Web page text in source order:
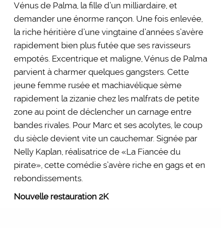
Vénus de Palma, la fille d’un milliardaire, et
demander une énorme rançon. Une fois enlevée,
la riche héritière d’une vingtaine d’années s’avère
rapidement bien plus futée que ses ravisseurs
empotés. Excentrique et maligne, Vénus de Palma
parvient à charmer quelques gangsters. Cette
jeune femme rusée et machiavélique sème
rapidement la zizanie chez les malfrats de petite
zone au point de déclencher un carnage entre
bandes rivales. Pour Marc et ses acolytes, le coup
du siècle devient vite un cauchemar. Signée par
Nelly Kaplan, réalisatrice de «La Fiancée du
pirate», cette comédie s’avère riche en gags et en
rebondissements.
Nouvelle restauration 2K